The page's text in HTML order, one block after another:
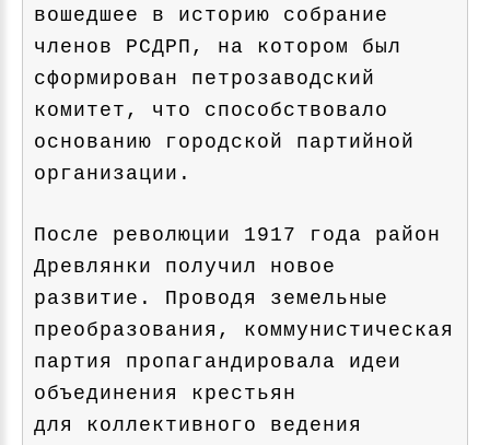
вошедшее в историю собрание
членов РСДРП, на котором был
сформирован петрозаводский
комитет, что способствовало
основанию городской партийной
организации.
После революции 1917 года район
Древлянки получил новое
развитие. Проводя земельные
преобразования, коммунистическая
партия пропагандировала идеи
объединения крестьян
для коллективного ведения